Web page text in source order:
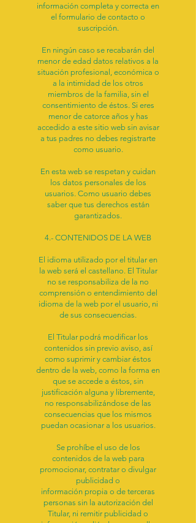
información completa y correcta en
el formulario de contacto o
suscripción.
En ningún caso se recabarán del
menor de edad datos relativos a la
situación profesional, económica o
a la intimidad de los otros
miembros de la familia, sin el
consentimiento de éstos. Si eres
menor de catorce años y has
accedido a este sitio web sin avisar
a tus padres no debes registrarte
como usuario.
En esta web se respetan y cuidan
los datos personales de los
usuarios. Como usuario debes
saber que tus derechos están
garantizados.
4.- CONTENIDOS DE LA WEB
El idioma utilizado por el titular en
la web será el castellano. El Titular
no se responsabiliza de la no
comprensión o entendimiento del
idioma de la web por el usuario, ni
de sus consecuencias.
El Titular podrá modificar los
contenidos sin previo aviso, así
como suprimir y cambiar éstos
dentro de la web, como la forma en
que se accede a éstos, sin
justificación alguna y libremente,
no responsabilizándose de las
consecuencias que los mismos
puedan ocasionar a los usuarios.
Se prohíbe el uso de los
contenidos de la web para
promocionar, contratar o divulgar
publicidad o
información propia o de terceras
personas sin la autorización del
Titular, ni remitir publicidad o